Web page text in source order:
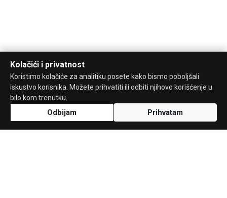
Kolačići i privatnost
Koristimo kolačiće za analitiku posete kako bismo poboljšali
iskustvo korisnika. Možete prihvatiti ili odbiti njihovo korišćenje u
bilo kom trenutku.
Odbijam Prihvatam